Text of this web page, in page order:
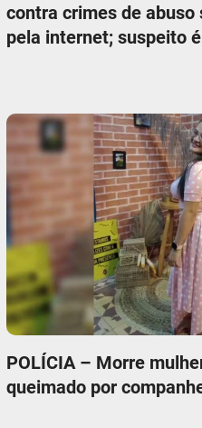
contra crimes de
pela internet; suspeito
POLÍCIA – Morre
queimado por